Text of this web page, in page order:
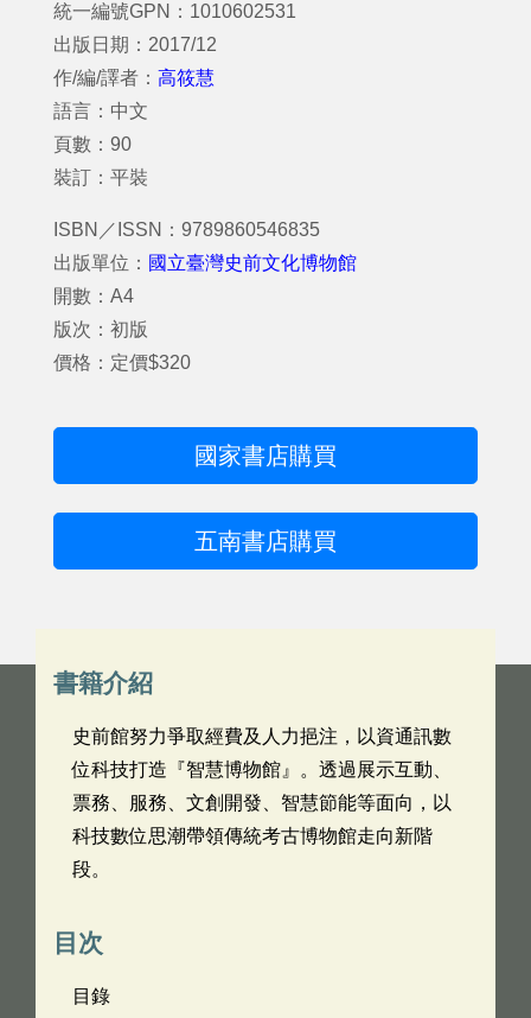
統一編號GPN：1010602531
出版日期：2017/12
作/編/譯者： 高筱慧
語言：中文
頁數：90
裝訂：平裝
ISBN／ISSN：9789860546835
出版單位： 國立臺灣史前文化博物館
開數：A4
版次：初版
價格：定價$320
國家書店購買
五南書店購買
書籍介紹
史前館努力爭取經費及人力挹注，以資通訊數
位科技打造『智慧博物館』。透過展示互動、
票務、服務、文創開發、智慧節能等面向，以
科技數位思潮帶領傳統考古博物館走向新階
段。
目次
目錄